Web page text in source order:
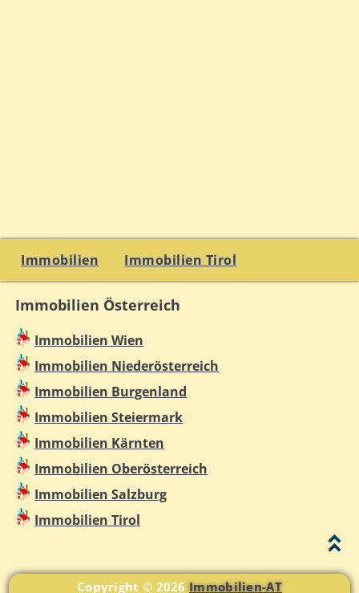
Immobilien Immobilien Tirol
Immobilien Österreich
Immobilien Wien
Immobilien Niederösterreich
Immobilien Burgenland
Immobilien Steiermark
Immobilien Kärnten
Immobilien Oberösterreich
Immobilien Salzburg
Immobilien Tirol
Copyright © 2026Immobilien-AT